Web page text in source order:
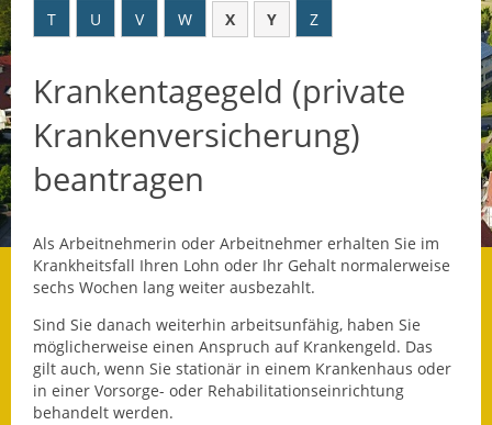
Datenschutz
Datenschutz im
Steueramt
Gebärdensprache
Was die Alten noch
Wagner-Werkstatt
Informationsbroschüre
T
U V W X Y Z
Krankentagegeld (private
Krankenversicherung)
beantragen
Als Arbeitnehmerin oder Arbeitnehmer erhalten Sie im
Krankheitsfall Ihren Lohn oder Ihr Gehalt normalerweise
sechs Wochen lang weiter ausbezahlt.
Sind Sie danach weiterhin arbeitsunfähig, haben Sie
möglicherweise einen Anspruch auf Krankengeld. Das
gilt auch, wenn Sie stationär in einem Krankenhaus oder
in einer Vorsorge- oder Rehabilitationseinrichtung
behandelt werden.